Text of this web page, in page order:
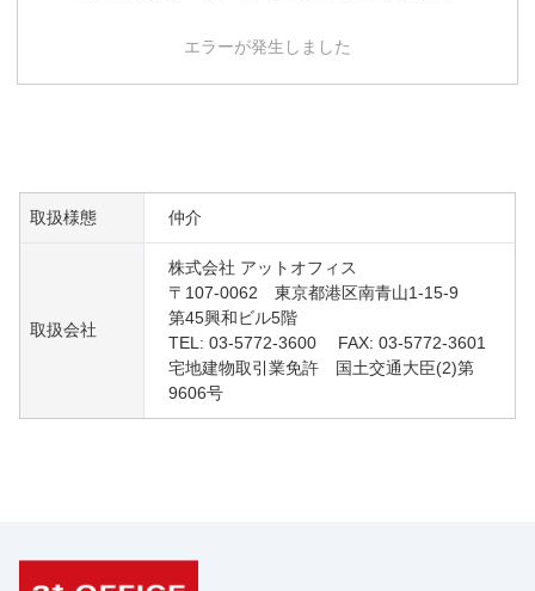
エラーが発生しました
取扱様態 仲介
取扱会社
株式会社 アットオフィス
〒107-0062 東京都港区南青山1-15-9
第45興和ビル5階
TEL: 03-5772-3600 FAX: 03-5772-3601
宅地建物取引業免許 国土交通大臣(2)第
9606号